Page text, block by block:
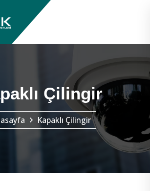
Çilingir
Kapaklı Çilingir